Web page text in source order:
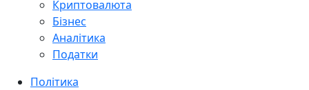
Криптовалюта
Бізнес
Аналітика
Податки
Політика